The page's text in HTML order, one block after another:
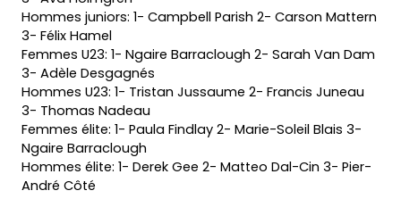
Hommes juniors: 1- Campbell Parish 2- Carson Mattern
3- Félix Hamel
Femmes U23: 1- Ngaire Barraclough 2- Sarah Van Dam
3- Adèle Desgagnés
Hommes U23: 1- Tristan Jussaume 2- Francis Juneau
3- Thomas Nadeau
Femmes élite: 1- Paula Findlay 2- Marie-Soleil Blais 3-
Ngaire Barraclough
Hommes élite: 1- Derek Gee 2- Matteo Dal-Cin 3- Pier-
André Côté